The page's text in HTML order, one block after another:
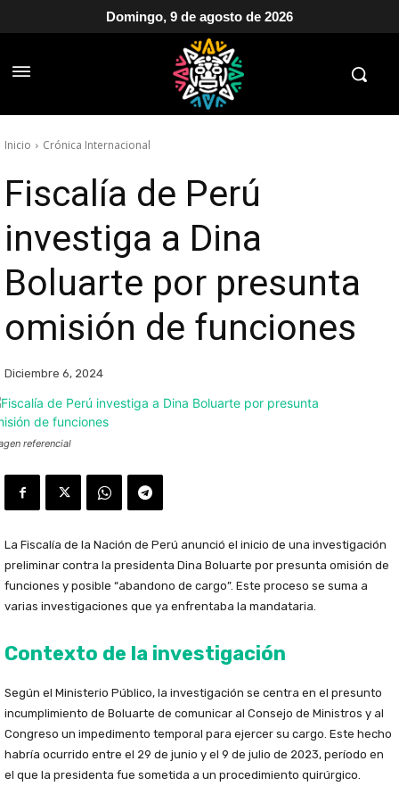
Domingo, 9 de agosto de 2026
Inicio Crónica Internacional
Fiscalía de Perú
investiga a Dina
Boluarte por presunta
omisión de funciones
Diciembre 6, 2024
referencial
La Fiscalía de la Nación de Perú anunció el inicio de una investigación
preliminar contra la presidenta Dina Boluarte por presunta omisión de
funciones y posible “abandono de cargo”. Este proceso se suma a
varias investigaciones que ya enfrentaba la mandataria.
Contexto de la investigación
Según el Ministerio Público, la investigación se centra en el presunto
incumplimiento de Boluarte de comunicar al Consejo de Ministros y al
Congreso un impedimento temporal para ejercer su cargo. Este hecho
habría ocurrido entre el 29 de junio y el 9 de julio de 2023, período en
el que la presidenta fue sometida a un procedimiento quirúrgico.